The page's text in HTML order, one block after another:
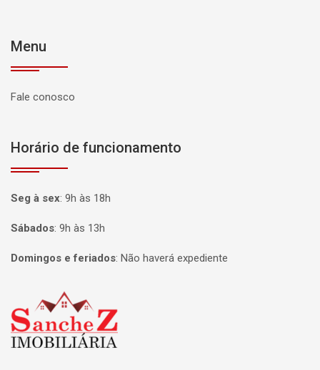
Menu
Fale conosco
Horário de funcionamento
Seg à sex: 9h às 18h
Sábados: 9h às 13h
Domingos e feriados: Não haverá expediente
Página inicial